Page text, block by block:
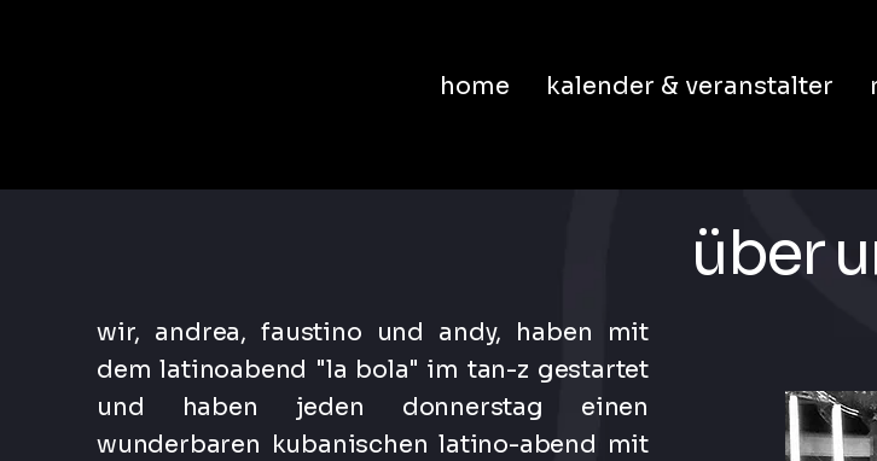
home kalender & veranstalter
über
wir, andrea, faustino und andy, haben mit
dem latinoabend "la bola" im tan-z gestartet
und haben jeden donnerstag einen
wunderbaren kubanischen latino-abend mit